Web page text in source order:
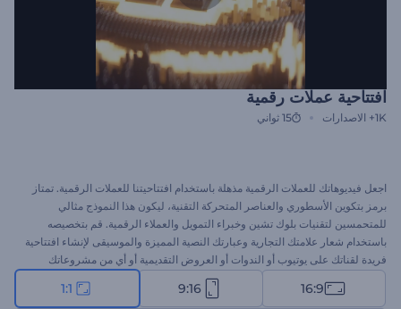
افتتاحية عملات رقمية
1K+ الاصدارات 15 ثواني
اجعل فيديوهاتك للعملات الرقمية مذهلة باستخدام افتتاحيتنا للعملات الرقمية. تمتاز
برمز بتكوين الأسطوري والعناصر المتحركة التقنية، ليكون هذا النموذج مثالي
للمتحمسين لتقنيات بلوك تشين وخبراء التمويل والعملاء الرقمية. قم بتخصيصه
باستخدام شعار علامتك التجارية وعبارتك النصية المميزة والموسيقى لإنشاء افتتاحية
فريدة لقناتك على يوتيوب أو الندوات أو العروض التقديمية أو أي من مشروعاتك
الأخرى المتعلقة بالعملات الرقمية. ابدأ الآن واترك علامتك في عالم العملات الرقمية!
16:9
9:16
1:1